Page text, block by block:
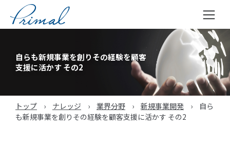
へ
自らも新規事業を創りその経験を顧客
支援に活かす その2
トップ › ナレッジ › 業界分野 › 新規事業開発 ›
自ら
も新規事業を創りその経験を顧客支援に活かす その2